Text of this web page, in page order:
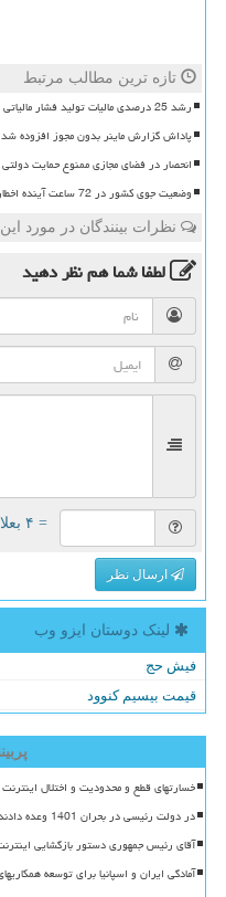
تازه ترین مطالب مرتبط
رشد 25 درصدی مالیات تولید فشار مالیاتی به سایر حوزه ها منتقل شد
پاداش گزارش ماینر بدون مجوز افزوده
انحصار در فضای مجازی ممنوع حمایت
وضعیت جوی کشور در 72 ساعت آینده اخطار بارندگی های رگباری در 2 استان
نظرات بینندگان در مورد
لطفا شما همنظر دهید
= ۴ بعلاوه ۵
ارسال نظر
لینک دوستان ایزو وب
فیش حج
قیمت بیسیم کنوود
خسارتهای قطع و محدودیت و اختلال
در دولت رئیسی در بحران 1401 وعده دادند اینترنت به طور موقت قطع می شود اما ماندگار شد
آقای رئیس جمهوری دستور بازگشایی
آمادگی ایران و اسپانیا برای توسعه